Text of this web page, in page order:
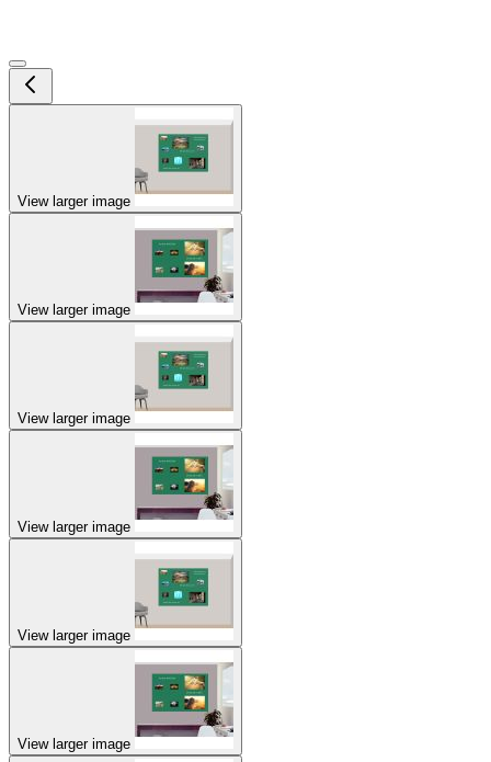
View larger image
View larger image
View larger image
View larger image
View larger image
View larger image